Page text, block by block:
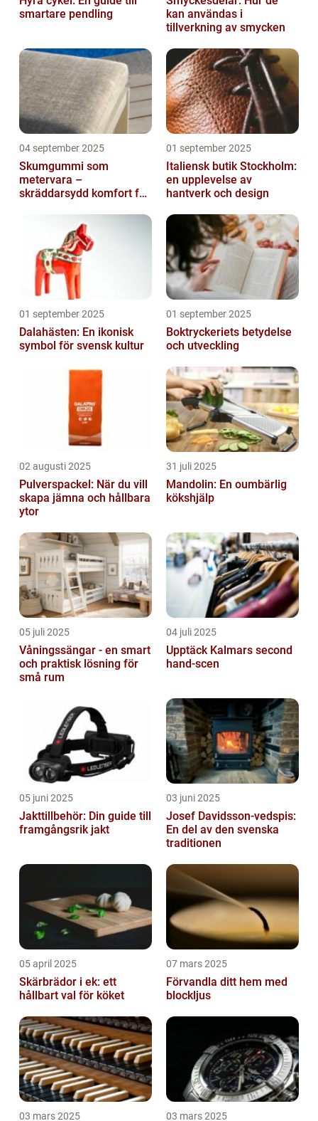
smartare pendling
kan användas i
tillverkning av smycken
04 september 2025
Skumgummi som
metervara –
skräddarsydd komfort för
01 september 2025
Italiensk butik Stockholm:
en upplevelse av
hantverk och design
01 september 2025
Dalahästen: En ikonisk
symbol för svensk kultur
01 september 2025
Boktryckeriets betydelse
och utveckling
02 augusti 2025
Pulverspackel: När du vill
skapa jämna och hållbara
ytor
31 juli 2025
Mandolin: En oumbärlig
kökshjälp
05 juli 2025
Våningssängar - en smart
och praktisk lösning för
små rum
04 juli 2025
Upptäck Kalmars second
hand-scen
05 juni 2025
Jakttillbehör: Din guide till
framgångsrik jakt
03 juni 2025
Josef Davidsson-vedspis:
En del av den svenska
traditionen
05 april 2025
Skärbrädor i ek: ett
hållbart val för köket
07 mars 2025
Förvandla ditt hem med
blockljus
03 mars 2025 03 mars 2025